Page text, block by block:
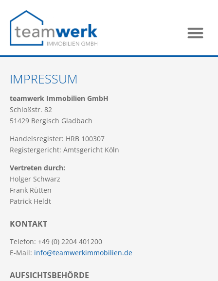
IMPRESSUM
teamwerk Immobilien GmbH
Schloßstr. 82
51429 Bergisch Gladbach
Handelsregister: HRB 100307
Registergericht: Amtsgericht Köln
Vertreten durch:
Holger Schwarz
Frank Rütten
Patrick Heldt
KONTAKT
Telefon: +49 (0) 2204 401200
E-Mail: info@teamwerkimmobilien.de
AUFSICHTSBEHÖRDE